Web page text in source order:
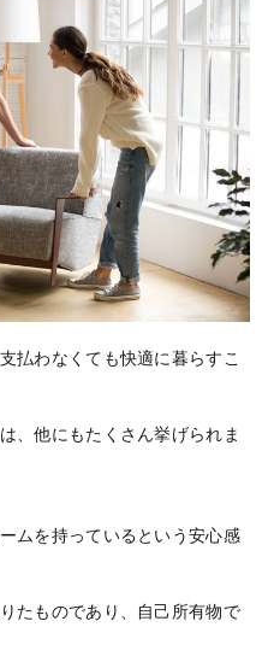
払わなくても快適に暮らすこ
、他にもたくさん挙げられま
ムを持っているという安心感
たものであり、自己所有物で